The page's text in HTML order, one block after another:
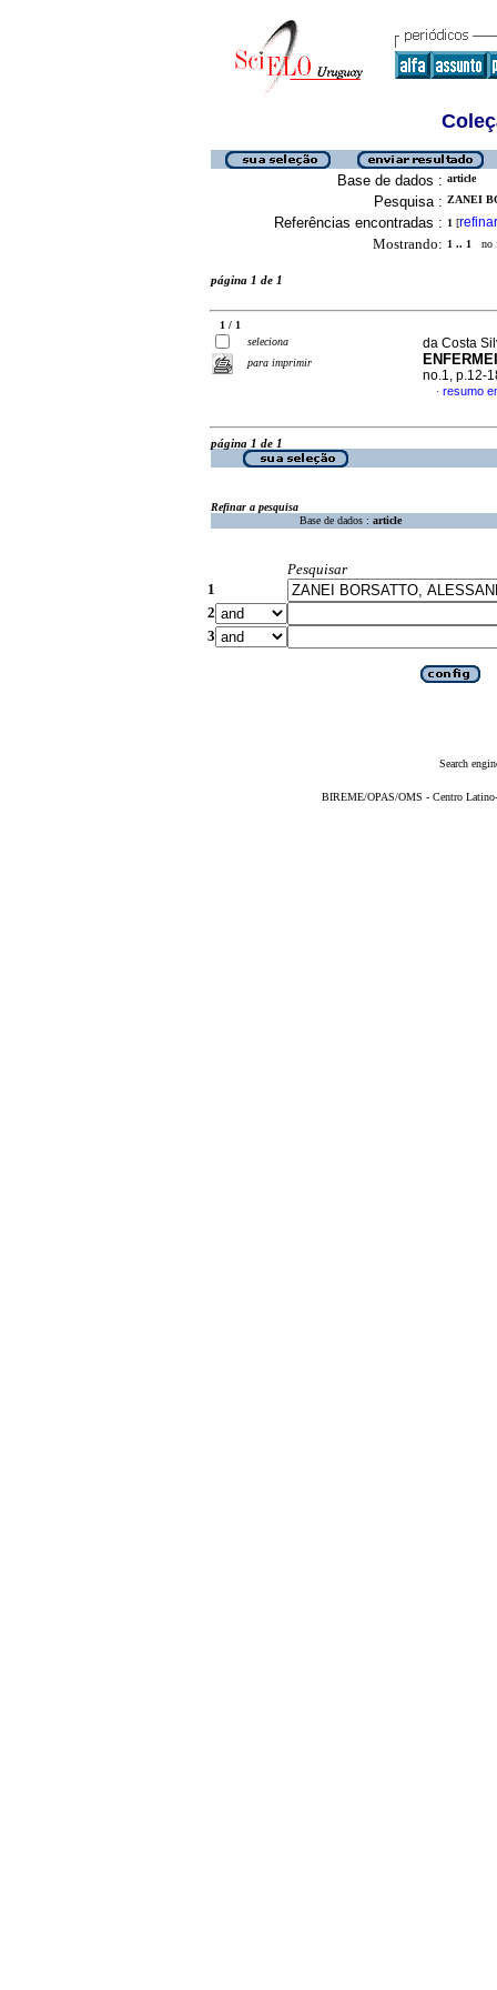
Base de dados : article
Pesquisa : ZANEI
Referências encontradas : 1 [refinar
Mostrando: 1 .. 1 no
página 1 de 1
1 / 1
seleciona
para imprimir
da Costa
no.1, p.12-
· resumo
página 1 de 1
Refinar a pesquisa
Base de dados : article
Pesquisar
1
2
3
Search
BIREME/OPAS/OMS - Centro Latino-